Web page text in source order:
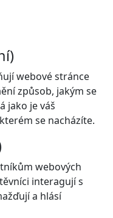
webové stránce
způsob, jakým se
jako je váš
se nacházíte.
webových
interagují s
a hlásí